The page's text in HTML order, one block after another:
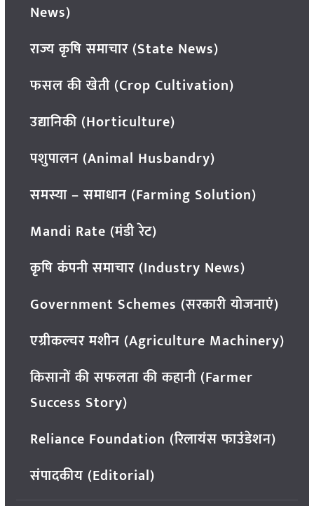
News)
राज्य कृषि समाचार (State News)
फसल की खेती (Crop Cultivation)
उद्यानिकी (Horticulture)
पशुपालन (Animal Husbandry)
समस्या – समाधान (Farming Solution)
Mandi Rate (मंडी रेट)
कृषि कंपनी समाचार (Industry News)
Government Schemes (सरकारी योजनाएं)
एग्रीकल्चर मशीन (Agriculture Machinery)
किसानों की सफलता की कहानी (Farmer
Success Story)
Reliance Foundation (रिलायंस फाउंडेशन)
संपादकीय (Editorial)